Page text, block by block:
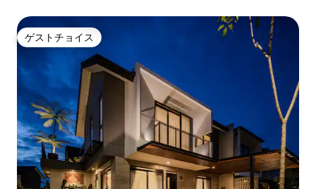
ゲストチョイス
ゲストチョイス